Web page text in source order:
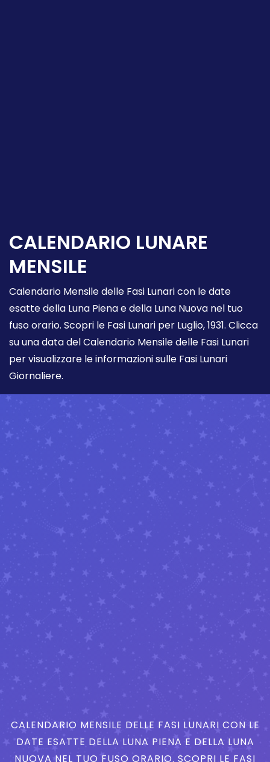
CALENDARIO LUNARE
MENSILE
Calendario Mensile delle Fasi Lunari con le date
esatte della Luna Piena e della Luna Nuova nel tuo
fuso orario. Scopri le Fasi Lunari per Luglio, 1931. Clicca
su una data del Calendario Mensile delle Fasi Lunari
per visualizzare le informazioni sulle Fasi Lunari
Giornaliere.
CALENDARIO MENSILE DELLE FASI LUNARI CON LE
DATE ESATTE DELLA LUNA PIENA E DELLA LUNA
NUOVA NEL TUO FUSO ORARIO. SCOPRI LE FASI